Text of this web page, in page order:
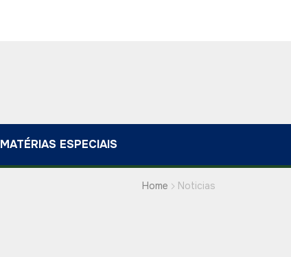
MATÉRIAS ESPECIAIS
Home Noticias